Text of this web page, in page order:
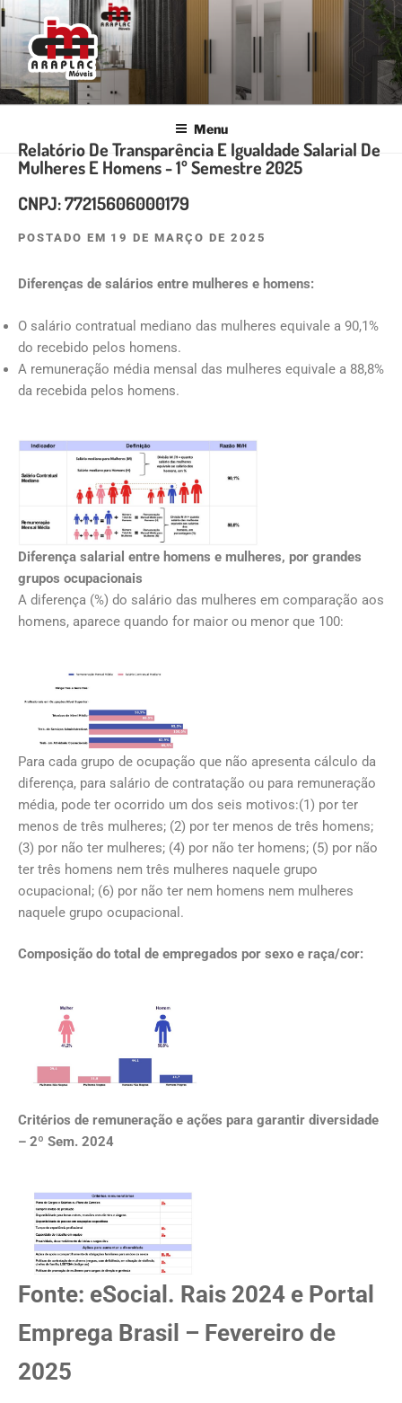
ARAPLAC MÓVEIS
Araplac Móveis
Menu
Relatório De Transparência E Igualdade Salarial De
Mulheres E Homens - 1º Semestre 2025
CNPJ: 77215606000179
POSTADO EM 19 DE MARÇO DE 2025
Diferenças de salários entre mulheres e homens:
O salário contratual mediano das mulheres equivale a 90,1%
do recebido pelos homens.
A remuneração média mensal das mulheres equivale a 88,8%
da recebida pelos homens.
Diferença salarial entre homens e mulheres, por grandes
grupos ocupacionais
A diferença (%) do salário das mulheres em comparação aos
homens, aparece quando for maior ou menor que 100:
Para cada grupo de ocupação que não apresenta cálculo da
diferença, para salário de contratação ou para remuneração
média, pode ter ocorrido um dos seis motivos:(1) por ter
menos de três mulheres; (2) por ter menos de três homens;
(3) por não ter mulheres; (4) por não ter homens; (5) por não
ter três homens nem três mulheres naquele grupo
ocupacional; (6) por não ter nem homens nem mulheres
naquele grupo ocupacional.
Composição do total de empregados por sexo e raça/cor:
Critérios de remuneração e ações para garantir diversidade
– 2º Sem. 2024
Fonte: eSocial. Rais 2024 e Portal
Emprega Brasil – Fevereiro de
2025